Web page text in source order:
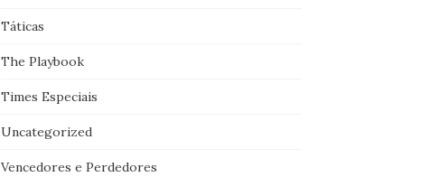
Táticas
The Playbook
Times Especiais
Uncategorized
Vencedores e Perdedores